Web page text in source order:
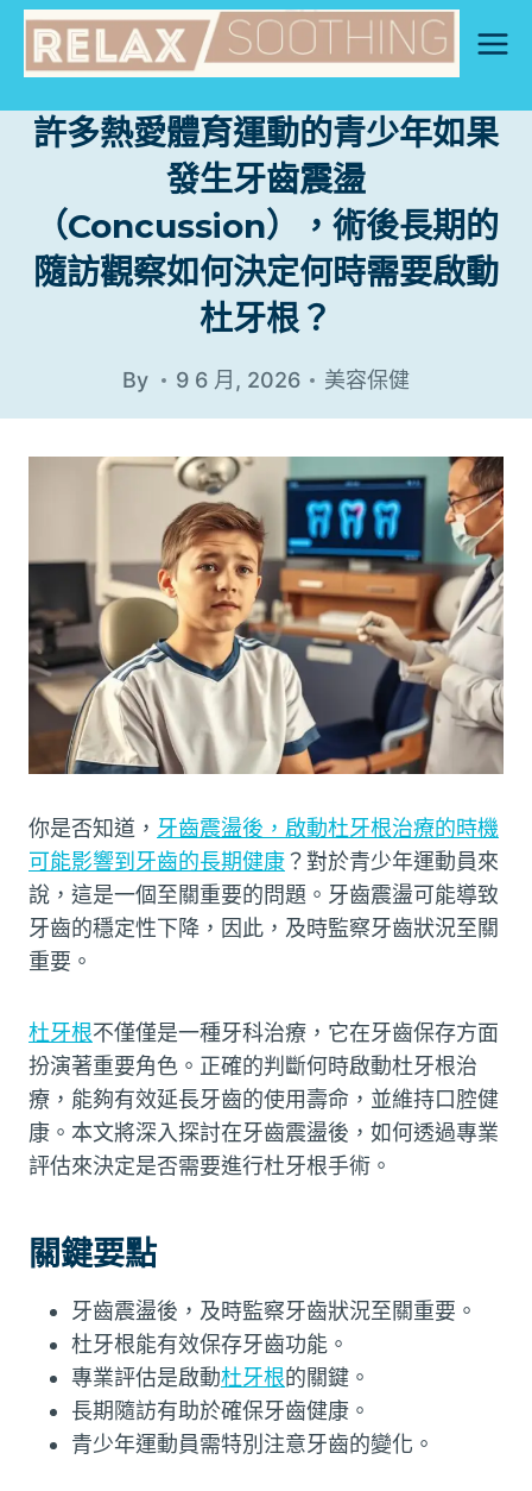
Skip
content
許多熱愛體育運動的青少年如果
發生牙齒震盪
（Concussion），術後長期的
隨訪觀察如何決定何時需要啟動
杜牙根？
By 9 6 月, 2026 美容保健
你是否知道， 牙齒震盪後，啟動杜牙根治療的時機
可能影響到牙齒的長期健康？對於青少年運動員來
說，這是一個至關重要的問題。牙齒震盪可能導致
牙齒的穩定性下降，因此，及時監察牙齒狀況至關
重要。
杜牙根不僅僅是一種牙科治療，它在牙齒保存方面
扮演著重要角色。正確的判斷何時啟動杜牙根治
療，能夠有效延長牙齒的使用壽命，並維持口腔健
康。本文將深入探討在牙齒震盪後，如何透過專業
評估來決定是否需要進行杜牙根手術。
關鍵要點
牙齒震盪後，及時監察牙齒狀況至關重要。
杜牙根能有效保存牙齒功能。
專業評估是啟動杜牙根的關鍵。
長期隨訪有助於確保牙齒健康。
青少年運動員需特別注意牙齒的變化。